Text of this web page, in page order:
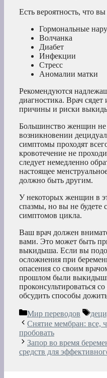
Есть вероятность, что вы
Гормональные
Волчанка
Диабет
Инфекции
Стресс
Аномалии матки
Рекомендуются
диагностика. Врач
причины и риски
Большинство женщин не
возникновении
симптомы проходят
кровотечение не
следует немедленно
настоящее
должно быть другим.
У некоторых женщин в
спазмы, но вы не будете
симптомов цикла.
Ваш врач должен
вами. Это может быть
выкидыша. Если вы
осложнения при
опасения со своим
прошлом были
проконсультироваться
обсудить способы
Рубрики
Мир переводов
Снятие мембран: все,
пробовать
Запор во время
средств для